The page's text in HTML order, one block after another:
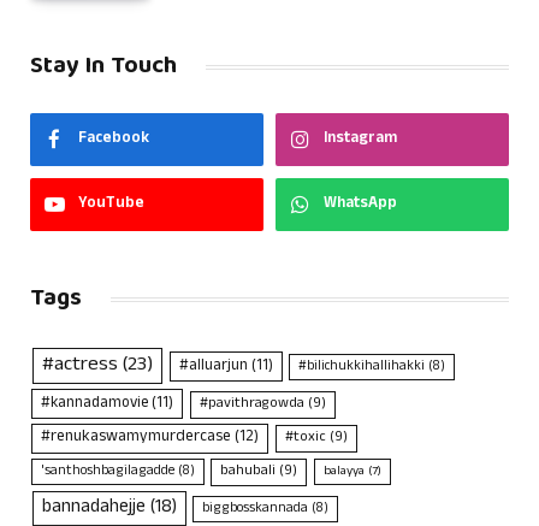
Stay In Touch
Facebook Instagram
YouTube WhatsApp
Tags
#actress(23) #alluarjun(11) #bilichukkihallihakki (8)
#kannadamovie(11) #pavithragowda (9)
#renukaswamymurdercase(12) #toxic(9)
'santhoshbagilagadde (8) bahubali (9) balayya (7)
bannadahejje(18) biggbosskannada (8)